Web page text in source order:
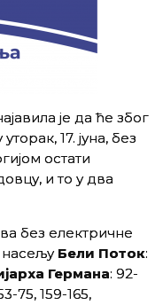
је да ће због
17. јуна, без
остати
и то у два
без електричне
насељу Бели Поток:
Германа: 92-
75, 159-165,